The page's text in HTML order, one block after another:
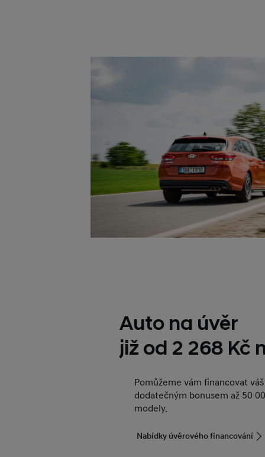
Auto na úvěr
již od 2 268 Kč
Pomůžeme vám financovat
dodatečným bonusem až 50
modely.
Nabídky úvěrového financování